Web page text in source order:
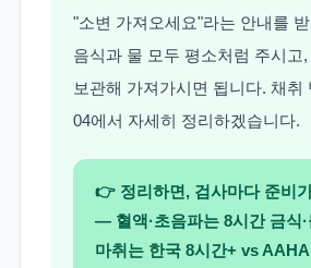
"소변 가져오세요"라는 안내를
음식과 물 모두 평소처럼 주시고
보관해 가져가시면 됩니다. 채취
04에서 자세히 정리하겠습니다.
👉 정리하면, 검사마다 준비
— 혈액·초음파는 8시간 금식·
마취는 한국 8시간+ vs